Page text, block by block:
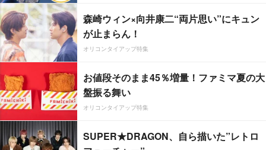
森崎ウィン×向井康二“両片思い”にキュン
が止まらん！
オリコンタイアップ特集
お値段そのまま45％増量！ファミマ夏の大
盤振る舞い
オリコンタイアップ特集
SUPER★DRAGON、自ら描いた”レトロ